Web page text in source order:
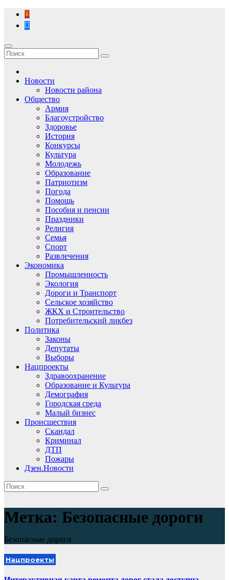
Перейти
содержимому
Новости
Новости района
Общество
Армия
Благоустройство
Здоровье
История
Конкурсы
Культура
Молодежь
Образование
Патриотизм
Погода
Помощь
Пособия и пенсии
Праздники
Религия
Семья
Спорт
Развлечения
Экономика
Промышленность
Экология
Дороги и Транспорт
Сельское хозяйство
ЖКХ и Строительство
Потребительский ликбез
Политика
Законы
Депутаты
Выборы
Нацпроекты
Здравоохранение
Образование и Культура
Демография
Городская среда
Малый бизнес
Происшествия
Скандал
Криминал
ДТП
Пожары
Дзен.Новости
Метка: Безопасные дороги
Безопасные дороги
Нацпроекты